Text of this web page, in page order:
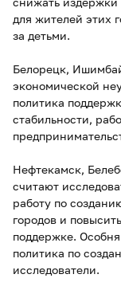
для жителей этих
за детьми.
Белорецк,
экономической
политика
стабильности,
Нефтекамск,
считают
работу по
городов и
поддержке.
политика по
исследователи.